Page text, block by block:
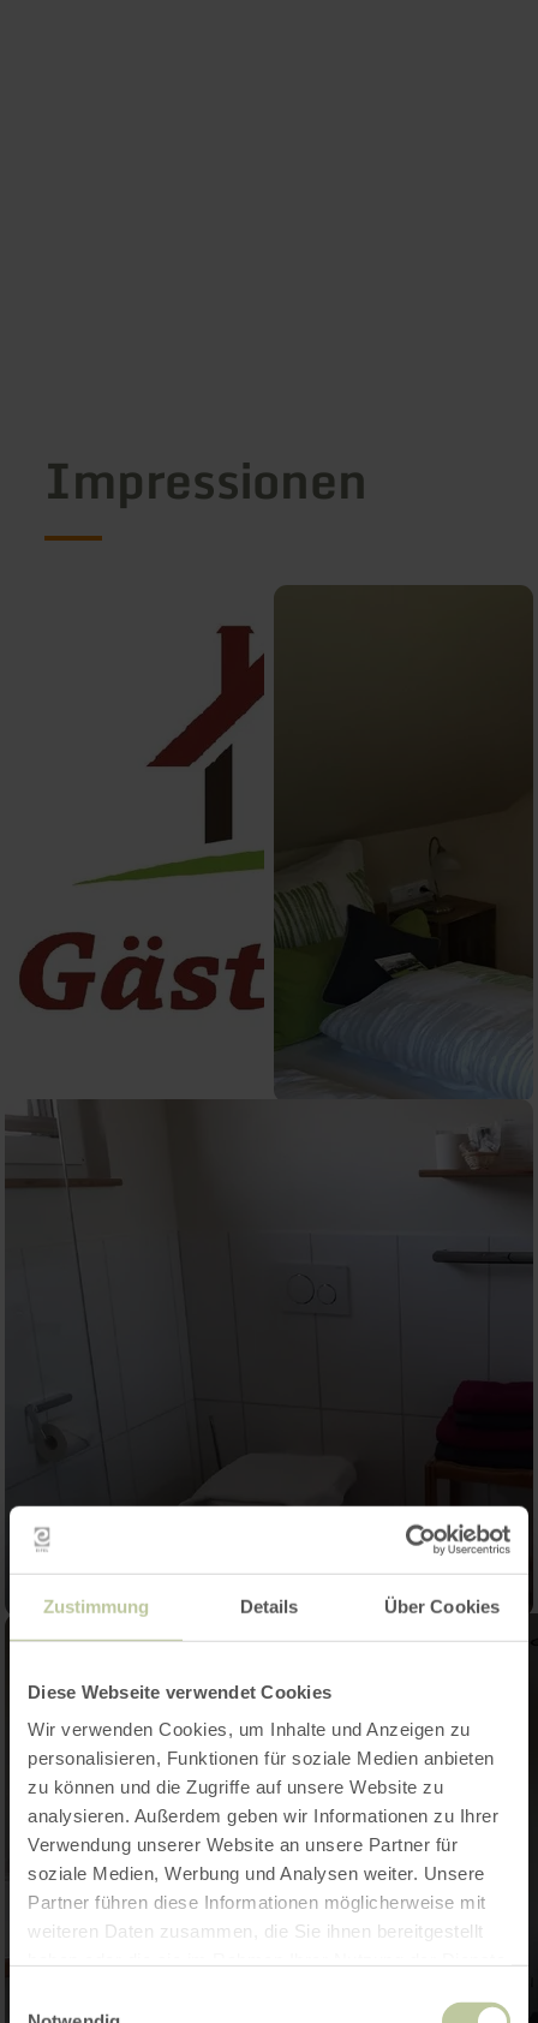
Zustimmung Details Über Cookies
Diese Webseite verwendet Cookies
Wir verwenden Cookies, um Inhalte und Anzeigen zu
personalisieren, Funktionen für soziale Medien anbieten
zu können und die Zugriffe auf unsere Website zu
analysieren. Außerdem geben wir Informationen zu Ihrer
Verwendung unserer Website an unsere Partner für
soziale Medien, Werbung und Analysen weiter. Unsere
Partner führen diese Informationen möglicherweise mit
weiteren Daten zusammen, die Sie ihnen bereitgestellt
Impressionen